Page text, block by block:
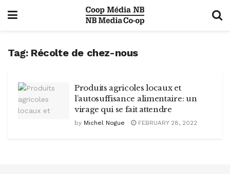
Tag: Récolte de chez-nous
Produits agricoles locaux et
l’autosuffisance alimentaire: un
virage qui se fait attendre
by Michel Nogue FEBRUARY 28, 2022